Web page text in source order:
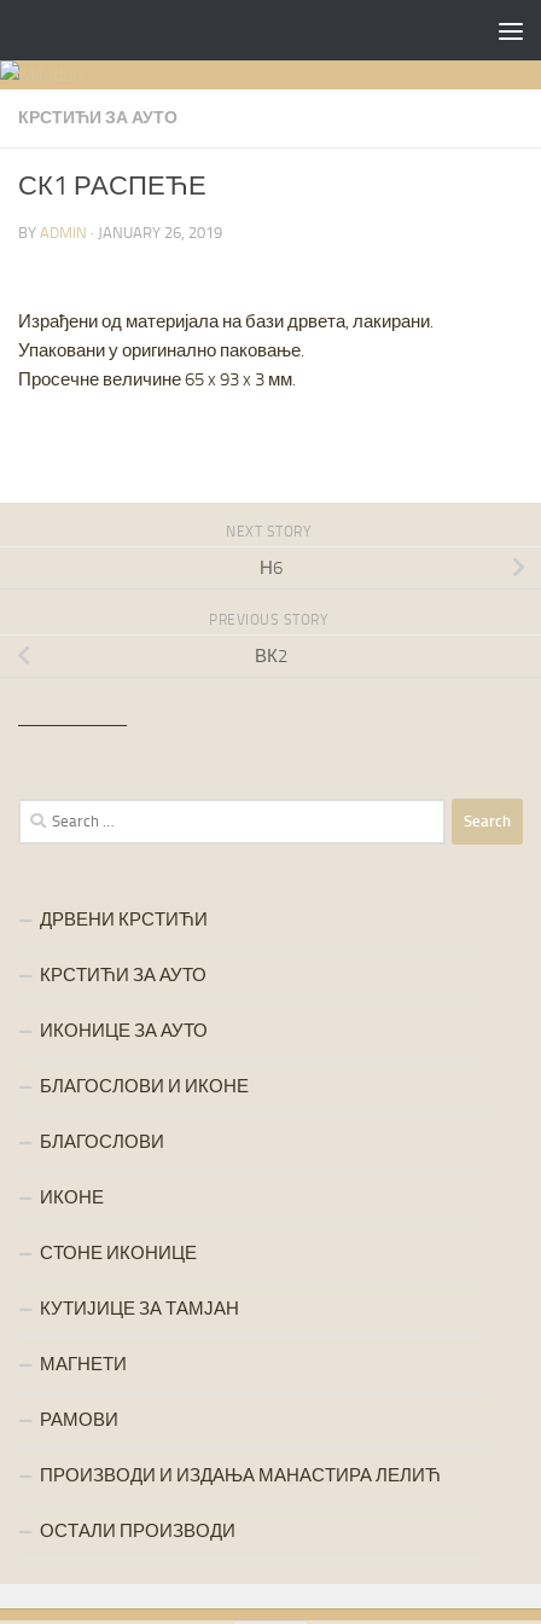
КРСТИЋИ ЗА АУТО
СК1 РАСПЕЋЕ
BY ADMIN · JANUARY 26, 2019
Израђени од материјала на бази дрвета, лакирани.
Упаковани у оригинално паковање.
Просечне величине 65 x 93 x 3 мм.
NEXT STORY
Н6
PREVIOUS STORY
ВК2
Search
for:
ДРВЕНИ КРСТИЋИ
КРСТИЋИ ЗА АУТО
ИКОНИЦЕ ЗА АУТО
БЛАГОСЛОВИ И ИКОНЕ
БЛАГОСЛОВИ
ИКОНЕ
СТОНЕ ИКОНИЦЕ
КУТИЈИЦЕ ЗА ТАМЈАН
МАГНЕТИ
РАМОВИ
ПРОИЗВОДИ И ИЗДАЊА МАНАСТИРА ЛЕЛИЋ
ОСТАЛИ ПРОИЗВОДИ